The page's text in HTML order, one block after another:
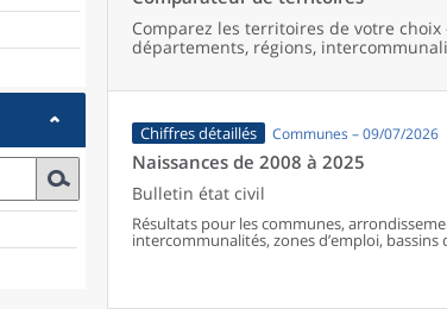
Comparez les territoires de votre
départements, régions,
Chiffres détaillés Communes – 09/07/2026
Naissances de 2008 à 2025
Bulletin état civil
Résultats pour les communes,
intercommunalités, zones d’emploi,
France (y compris Mayotte à partir de 2014).